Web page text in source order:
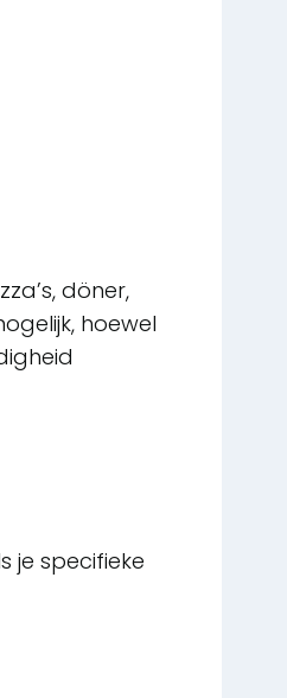
döner,
hoewel
je specifieke